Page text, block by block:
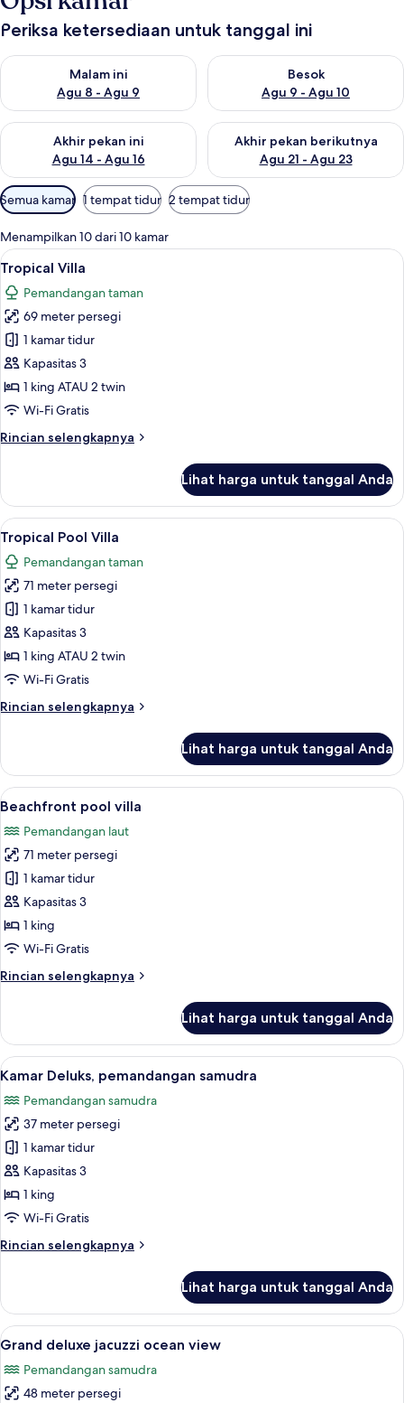
Periksa ketersediaan untuk tanggal ini
Malam ini
Agu 8 - Agu 9
Periksa ketersediaan untuk malam ini Agu 8 - Agu 9
Besok
Agu 9 - Agu 10
Periksa ketersediaan untuk
Akhir pekan ini
Agu 14 - Agu 16
Periksa ketersediaan untuk akhir pekan ini Agu 14 - Agu 16
Akhir pekan berikutnya
Agu 21 - Agu 23
Periksa ketersediaan untuk
Filter
tersedia
untuk
kamar
Semua kamar 1 tempat tidur 2 tempat tidur
Menampilkan 10 dari 10 kamar
Lihat
semua
foto
untuk
Tropical
Villa
Minibar gratis, brankas, meja kerja,
7
Tropical Villa
Pemandangan taman
69 meter persegi
1 kamar tidur
Kapasitas 3
1 king ATAU 2 twin
Wi-Fi Gratis
Rincian selengkapnya
Rincian
Tropical
Villa
Lihat harga untuk tanggal Anda
Lihat
semua
foto
untuk
Tropical
Pool
Villa
Tropical Pool Villa |
7
Tropical Pool Villa
Pemandangan taman
71 meter persegi
1 kamar tidur
Kapasitas 3
1 king ATAU 2 twin
Wi-Fi Gratis
Rincian selengkapnya
Rincian
Tropical
Pool
Villa
Lihat harga untuk tanggal Anda
Lihat
semua
foto
untuk
Beachfront
pool
villa
Beachfront pool villa | Minibar
7
Beachfront pool villa
Pemandangan laut
71 meter persegi
1 kamar tidur
Kapasitas 3
1 king
Wi-Fi Gratis
Rincian selengkapnya
Rincian
Beachfront
pool
villa
Lihat harga untuk tanggal Anda
Lihat
semua
foto
untuk
Kamar
Deluks,
pemandangan
samudra
Kamar Deluks, pemandangan
7
Kamar Deluks, pemandangan samudra
Pemandangan samudra
37 meter persegi
1 kamar tidur
Kapasitas 3
1 king
Wi-Fi Gratis
Rincian selengkapnya
Rincian
Kamar
Deluks,
pemandangan
Lihat harga untuk tanggal Anda
Lihat
semua
foto
untuk
Grand deluxe jacuzzi ocean view |
7
Grand deluxe jacuzzi ocean view
Pemandangan samudra
48 meter persegi